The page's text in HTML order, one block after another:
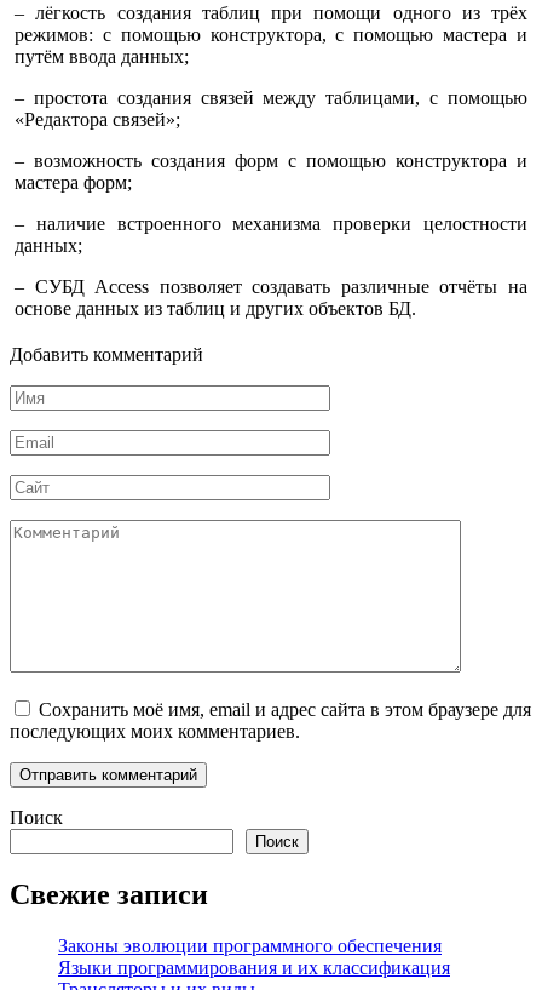
– лёгкость создания таблиц при помощи одного из трёх
режимов: с помощью конструктора, с помо­щью мастера и
путём ввода данных;
– простота создания связей между таблицами, с помощью
«Редактора свя­зей»;
– возможность создания форм с помощью конструктора и
мастера форм;
– наличие встроенного механизма проверки целостности
данных;
– СУБД Access позволяет создавать различные отчёты на
основе данных из таблиц и других объектов БД.
Добавить комментарий
Имя
*
Email
*
Сайт
Комментарий
Сохранить моё имя, email и адрес сайта в этом браузере для
последующих моих комментариев.
Поиск
Поиск
Свежие записи
Законы эволюции программного обеспечения
Языки программирования и их классификация